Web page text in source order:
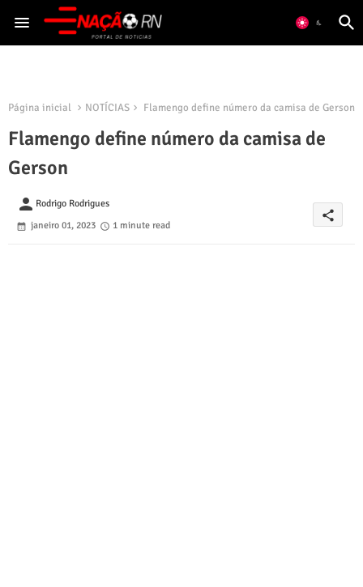
Página inicial NOTÍCIAS Flamengo define número da camisa de Gerson
Flamengo define número da camisa de
Gerson
person Rodrigo Rodrigues
janeiro 01, 2023
1 minute read
share